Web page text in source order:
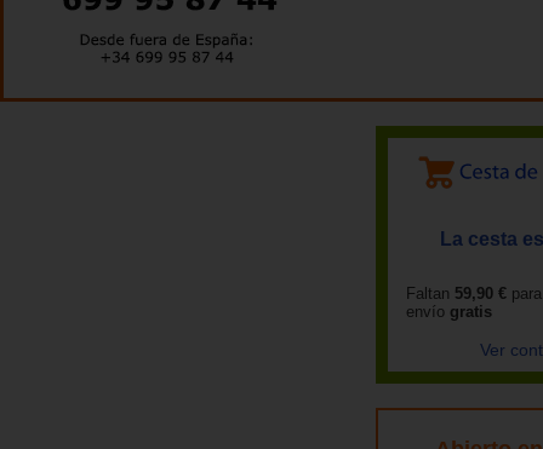
La cesta
Faltan 59,90 €
envío gratis
Ver